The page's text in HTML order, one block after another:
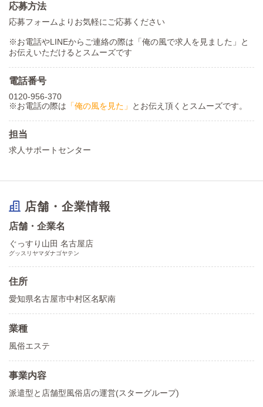
応募方法
応募フォームよりお気軽にご応募ください
※お電話やLINEからご連絡の際は「俺の風で求人を見ました」と
お伝えいただけるとスムーズです
電話番号
0120-956-370
※お電話の際は 「俺の風を見た」 とお伝え頂くとスムーズです。
担当
求人サポートセンター
店舗・企業情報
店舗・企業名
ぐっすり山田 名古屋店
グッスリヤマダナゴヤテン
住所
愛知県名古屋市中村区名駅南
業種
風俗エステ
事業内容
派遣型と店舗型風俗店の運営(スターグループ)